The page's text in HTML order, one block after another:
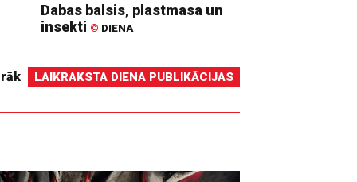
Dabas balsis, plastmasa un
insekti © DIENA
LAIKRAKSTA DIENA PUBLIKĀCIJAS